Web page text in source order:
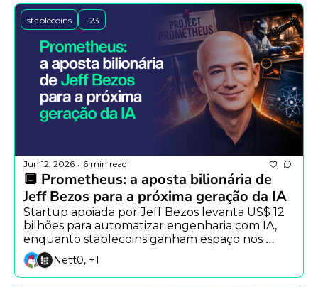
stablecoins +23
Jun 12, 2026 • 6 min read
🔲 Prometheus: a aposta bilionária de
Jeff Bezos para a próxima geração da IA
Startup apoiada por Jeff Bezos levanta US$ 12
bilhões para automatizar engenharia com IA,
enquanto stablecoins ganham espaço nos
pagamentos cotidianos e a Anthropic recua
após críticas sobre transparência no Claude
Fable 5.
Nett0, +1